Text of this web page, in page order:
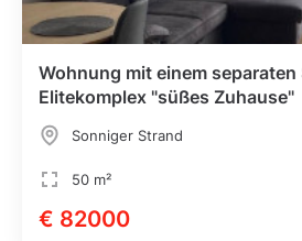
Wohnung mit einem
Elitekomplex "süßes Zuhause"
Sonniger Strand
50 m²
€ 82000